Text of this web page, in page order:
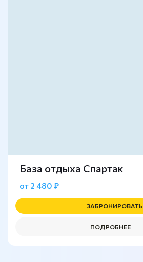
База отдыха Спартак
от 2 480 ₽
ЗАБРОНИРОВАТЬ
ПОДРОБНЕЕ